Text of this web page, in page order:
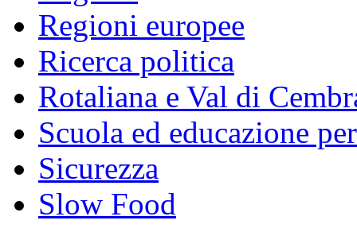
Regioni europee
Ricerca politica
Rotaliana e Val di
Scuola ed educazione
Sicurezza
Slow Food